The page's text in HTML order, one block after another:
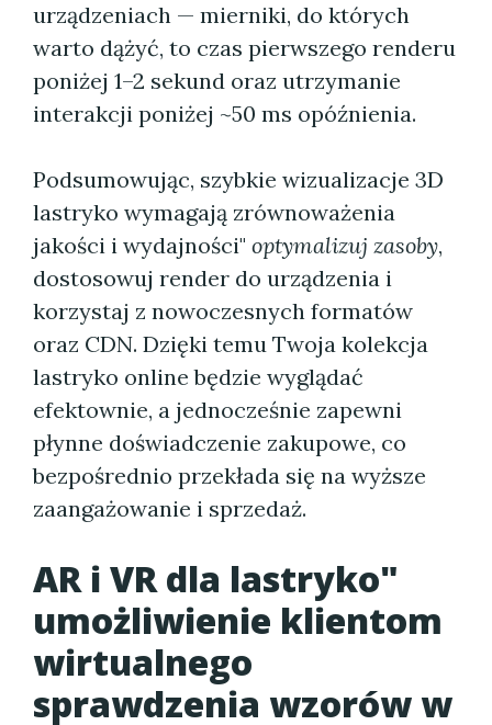
urządzeniach — mierniki, do których
warto dążyć, to czas pierwszego renderu
poniżej 1–2 sekund oraz utrzymanie
interakcji poniżej ~50 ms opóźnienia.
Podsumowując, szybkie wizualizacje 3D
lastryko wymagają zrównoważenia
jakości i wydajności" optymalizuj zasoby,
dostosowuj render do urządzenia i
korzystaj z nowoczesnych formatów
oraz CDN. Dzięki temu Twoja kolekcja
lastryko online będzie wyglądać
efektownie, a jednocześnie zapewni
płynne doświadczenie zakupowe, co
bezpośrednio przekłada się na wyższe
zaangażowanie i sprzedaż.
AR i VR dla lastryko"
umożliwienie klientom
wirtualnego
sprawdzenia wzorów w